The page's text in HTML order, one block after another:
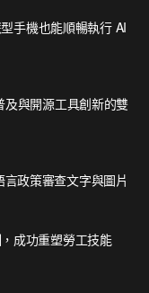
手機也能順暢執行 AI
及與開源工具創新的雙
政策審查文字與圖片
成功重塑勞工技能